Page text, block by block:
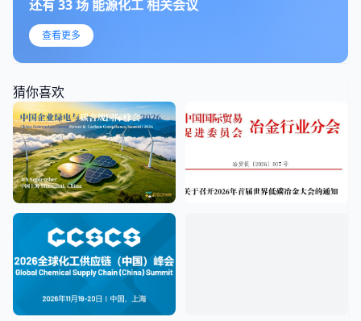
还有33场 能源化工相关会议
查看更多
猜你喜欢